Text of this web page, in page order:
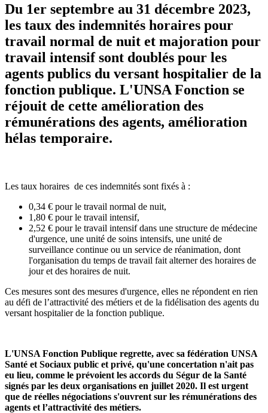
Du 1er septembre au 31 décembre 2023,
les taux des indemnités horaires pour
travail normal de nuit et majoration pour
travail intensif sont doublés pour les
agents publics du versant hospitalier de la
fonction publique. L'UNSA Fonction se
réjouit de cette amélioration des
rémunérations des agents, amélioration
hélas temporaire.
Les taux horaires de ces indemnités sont fixés à :
0,34 € pour le travail normal de nuit,
1,80 € pour le travail intensif,
2,52 € pour le travail intensif dans une structure de médecine
d'urgence, une unité de soins intensifs, une unité de
surveillance continue ou un service de réanimation, dont
l'organisation du temps de travail fait alterner des horaires de
jour et des horaires de nuit.
Ces mesures sont des mesures d'urgence, elles ne répondent en rien
au défi de l’attractivité des métiers et de la fidélisation des agents du
versant hospitalier de la fonction publique.
L'UNSA Fonction Publique regrette, avec sa fédération UNSA
Santé et Sociaux public et privé, qu'une concertation n'ait pas
eu lieu, comme le prévoient les accords du Ségur de la Santé
signés par les deux organisations en juillet 2020. Il est urgent
que de réelles négociations s'ouvrent sur les rémunérations des
agents et l’attractivité des métiers.